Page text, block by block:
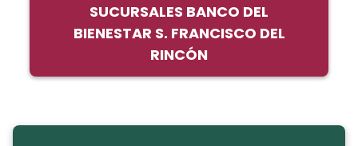
SUCURSALES BANCO DEL
BIENESTAR S. FRANCISCO DEL
RINCÓN